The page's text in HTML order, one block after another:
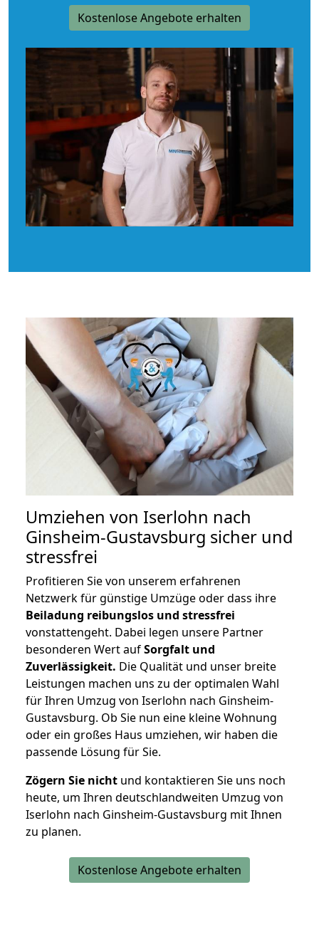
Kostenlose Angebote erhalten
Umziehen von Iserlohn nach
Ginsheim-Gustavsburg sicher und
stressfrei
Profitieren Sie von unserem erfahrenen
Netzwerk für günstige Umzüge oder dass ihre
Beiladung reibungslos und stressfrei
vonstattengeht. Dabei legen unsere Partner
besonderen Wert aufSorgfalt und
Zuverlässigkeit. Die Qualität und unser breite
Leistungen machen uns zu der optimalen Wahl
für Ihren Umzug von Iserlohn nach Ginsheim-
Gustavsburg. Ob Sie nun eine kleine Wohnung
oder ein großes Haus umziehen, wir haben die
passende Lösung für Sie.
Zögern Sie nicht und kontaktieren Sie uns noch
heute, um Ihren deutschlandweiten Umzug von
Iserlohn nach Ginsheim-Gustavsburg mit Ihnen
zu planen.
Kostenlose Angebote erhalten